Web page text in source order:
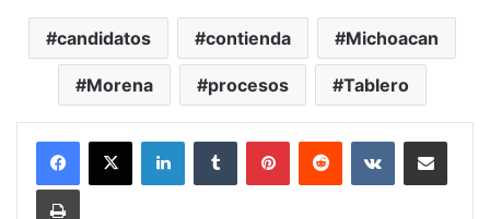
candidatos contienda Michoacan
Morena procesos Tablero
LinkedInTumblr PinterestReddit VKontakteCompartir por
Imprimir